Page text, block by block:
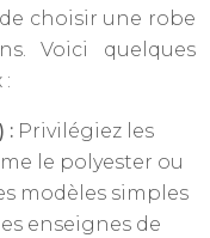
choisir une robe
Voici quelques
: Privilégiez les
le polyester ou
modèles simples
enseignes de